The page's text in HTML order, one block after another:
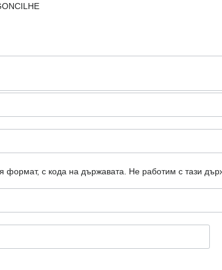
формат, с кода на държавата. Не работим с тази